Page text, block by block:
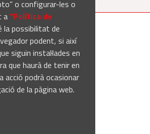
o configurar-les o
a“Política de
la possibilitat de
podent, si així
siguin instal·lades en
que haurà de tenir en
acció podrà ocasionar
de la pàgina web.
[Web creada perDuma Interactiva